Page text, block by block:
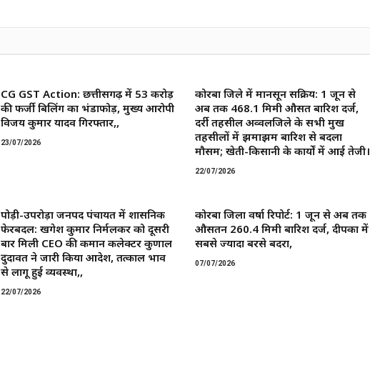
CG GST Action: छत्तीसगढ़ में 53 करोड़
की फर्जी बिलिंग का भंडाफोड़, मुख्य आरोपी
विजय कुमार यादव गिरफ्तार,,
23/07/2026
कोरबा जिले में मानसून सक्रिय: 1 जून से
अब तक 468.1 मिमी औसत बारिश दर्ज,
दर्री तहसील अव्वलजिले के सभी प्रमुख
तहसीलों में झमाझम बारिश से बदला
मौसम; खेती-किसानी के कार्यों में आई तेजी।
22/07/2026
पोड़ी-उपरोड़ा जनपद पंचायत में प्रशासनिक
फेरबदल: खगेश कुमार निर्मलकर को दूसरी
बार मिली CEO की कमान ​कलेक्टर कुणाल
दुदावत ने जारी किया आदेश, तत्काल प्रभाव
से लागू हुई व्यवस्था,,
22/07/2026
कोरबा जिला वर्षा रिपोर्ट: 1 जून से अब तक
औसतन 260.4 मिमी बारिश दर्ज, दीपका में
सबसे ज्यादा बरसे बदरा,
07/07/2026